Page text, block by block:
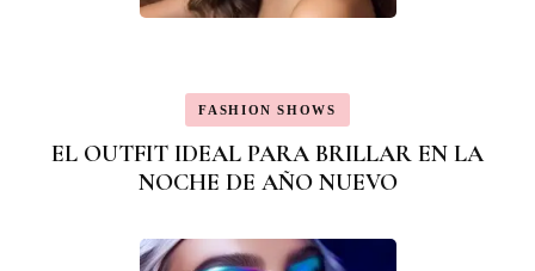
FASHION SHOWS
EL OUTFIT IDEAL PARA BRILLAR EN LA
NOCHE DE AÑO NUEVO